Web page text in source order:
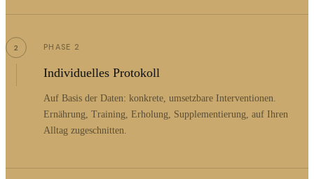
2 PHASE 2
Individuelles Protokoll
Auf Basis der Daten: konkrete, umsetzbare Interventionen.
Ernährung, Training, Erholung, Supplementierung, auf Ihren
Alltag zugeschnitten.